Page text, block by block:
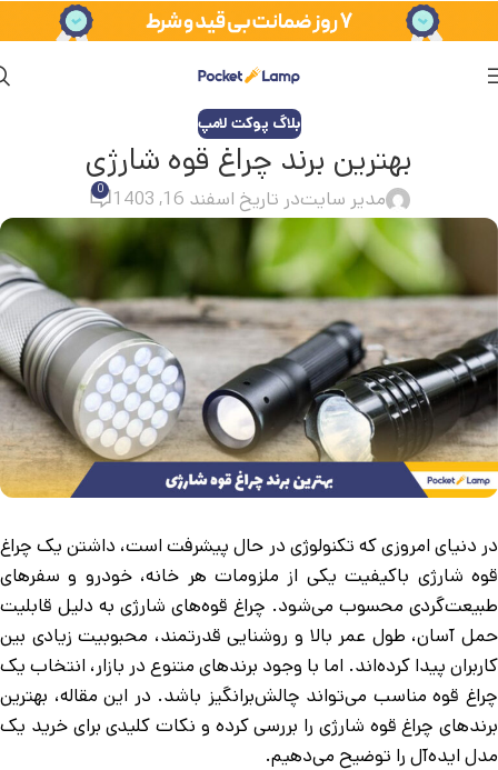
بلاگ پوکت لامپ
بهترین برند چراغ قوه شارژی
مدیر سایتدر تاریخ اسفند 16, 1403 0
در دنیای امروزی که تکنولوژی در حال پیشرفت است، داشتن یک چراغ
قوه شارژی باکیفیت یکی از ملزومات هر خانه، خودرو و سفرهای
طبیعت‌گردی محسوب می‌شود. چراغ قوه‌های شارژی به دلیل قابلیت
حمل آسان، طول عمر بالا و روشنایی قدرتمند، محبوبیت زیادی بین
کاربران پیدا کرده‌اند. اما با وجود برندهای متنوع در بازار، انتخاب یک
چراغ قوه مناسب می‌تواند چالش‌برانگیز باشد. در این مقاله، بهترین
برندهای چراغ قوه شارژی را بررسی کرده و نکات کلیدی برای خرید یک
مدل ایده‌آل را توضیح می‌دهیم.